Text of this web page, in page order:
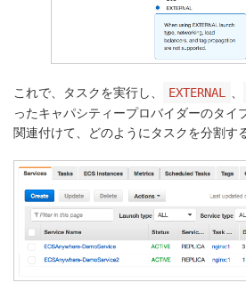
これで、タスクを実行し、 EXTERNAL
ったキャパシティープロバイダーのタイ
関連付けて、どのようにタスクを分割す